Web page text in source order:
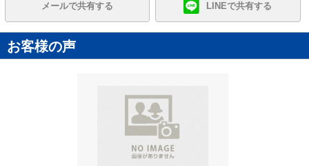
メールで共有する LINEで共有する
お客様の声